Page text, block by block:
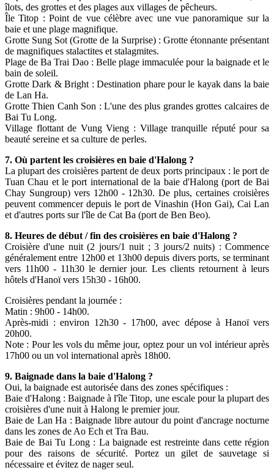
îlots, des grottes et des plages aux villages de pêcheurs.
Île Titop : Point de vue célèbre avec une vue panoramique sur la
baie et une plage magnifique.
Grotte Sung Sot (Grotte de la Surprise) : Grotte étonnante présentant
de magnifiques stalactites et stalagmites.
Plage de Ba Trai Dao : Belle plage immaculée pour la baignade et le
bain de soleil.
Grotte Dark & Bright : Destination phare pour le kayak dans la baie
de Lan Ha.
Grotte Thien Canh Son : L'une des plus grandes grottes calcaires de
Bai Tu Long.
Village flottant de Vung Vieng : Village tranquille réputé pour sa
beauté sereine et sa culture de perles.
7. Où partent les croisières en baie d'Halong ?
La plupart des croisières partent de deux ports principaux : le port de
Tuan Chau et le port international de la baie d'Halong (port de Bai
Chay Sungroup) vers 12h00 - 12h30. De plus, certaines croisières
peuvent commencer depuis le port de Vinashin (Hon Gai), Cai Lan
et d'autres ports sur l'île de Cat Ba (port de Ben Beo).
8. Heures de début / fin des croisières en baie d'Halong ?
Croisière d'une nuit (2 jours/1 nuit ; 3 jours/2 nuits) : Commence
généralement entre 12h00 et 13h00 depuis divers ports, se terminant
vers 11h00 - 11h30 le dernier jour. Les clients retournent à leurs
hôtels d'Hanoï vers 15h30 - 16h00.
Croisières pendant la journée :
Matin : 9h00 - 14h00.
Après-midi : environ 12h30 - 17h00, avec dépose à Hanoï vers
20h00.
Note : Pour les vols du même jour, optez pour un vol intérieur après
17h00 ou un vol international après 18h00.
9. Baignade dans la baie d'Halong ?
Oui, la baignade est autorisée dans des zones spécifiques :
Baie d'Halong : Baignade à l'île Titop, une escale pour la plupart des
croisières d'une nuit à Halong le premier jour.
Baie de Lan Ha : Baignade libre autour du point d'ancrage nocturne
dans les zones de Ao Ech et Tra Bau.
Baie de Bai Tu Long : La baignade est restreinte dans cette région
pour des raisons de sécurité. Portez un gilet de sauvetage si
nécessaire et évitez de nager seul.